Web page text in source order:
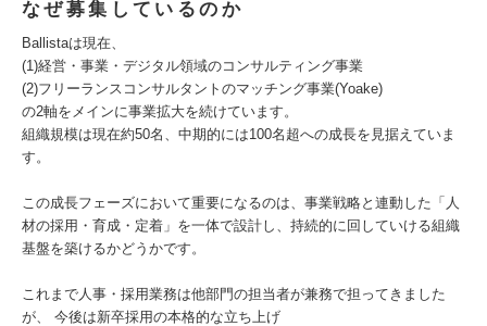
なぜ募集しているのか
Ballistaは現在、
(1)経営・事業・デジタル領域のコンサルティング事業
(2)フリーランスコンサルタントのマッチング事業(Yoake)
の2軸をメインに事業拡大を続けています。
組織規模は現在約50名、中期的には100名超への成長を見据えていま
す。
この成長フェーズにおいて重要になるのは、事業戦略と連動した「人
材の採用・育成・定着」を一体で設計し、持続的に回していける組織
基盤を築けるかどうかです。
これまで人事・採用業務は他部門の担当者が兼務で担ってきました
が、 今後は新卒採用の本格的な立ち上げ